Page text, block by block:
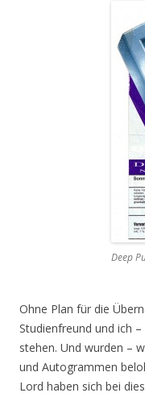
Deep
Ohne Plan für die
Studienfreund und ich
stehen. Und wurden –
und Autogrammen
Lord haben sich bei